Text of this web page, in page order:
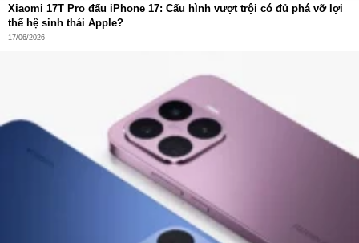
định vị (dạng bản đồ 2D, dạng bản đồ vệ tinh).
Xiaomi 17T Pro đấu iPhone 17: Cấu hình vượt trội có đủ phá vỡ lợi
thế hệ sinh thái Apple?
17/06/2026